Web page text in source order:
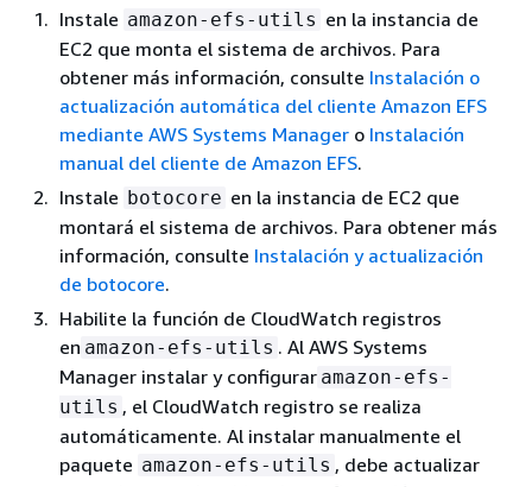
Instale amazon-efs-utils en la instancia de
EC2 que monta el sistema de archivos. Para
obtener más información, consulte Instalación o
actualización automática del cliente Amazon EFS
mediante AWS Systems Manager o Instalación
manual del cliente de Amazon EFS.
Instale botocore en la instancia de EC2 que
montará el sistema de archivos. Para obtener más
información, consulte Instalación y actualización
de botocore.
Habilite la función de CloudWatch registros
en amazon-efs-utils . Al AWS Systems
Manager instalar y configurar amazon-efs-
utils , el CloudWatch registro se realiza
automáticamente. Al instalar manualmente el
paquete amazon-efs-utils , debe actualizar